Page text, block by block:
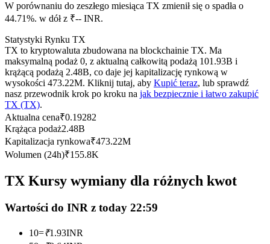
Kontrakty terminowe na USDC
Kontrakty futures wykorzystujące USDC jako zabezpieczenie
Kopiowanie Transakcji
Dołącz do najlepszych traderów
W porównaniu do zeszłego miesiąca TX zmienił się o spadła o
44.71%. w dół z ₹-- INR.
Statystyki Rynku TX
TX to kryptowaluta zbudowana na blockchainie TX. Ma
maksymalną podaż 0, z aktualną całkowitą podażą 101.93B i
krążącą podażą 2.48B, co daje jej kapitalizację rynkową w
wysokości 473.22M. Kliknij tutaj, aby Kupić teraz, lub sprawdź
nasz przewodnik krok po kroku na jak bezpiecznie i łatwo zakupić
TX (TX).
Aktualna cena₹0.19282
Krążąca podaż2.48B
Kapitalizacja rynkowa₹473.22M
Wolumen (24h)₹155.8K
TX Kursy wymiany dla różnych kwot
Wartości do INR z today 22:59
10=₹1.93INR